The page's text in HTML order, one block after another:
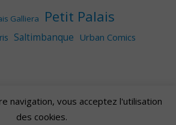
Galliera Petit Palais
Saltimbanque Urban Comics
propulsé par
navigation, vous acceptez l'utilisation
des cookies.